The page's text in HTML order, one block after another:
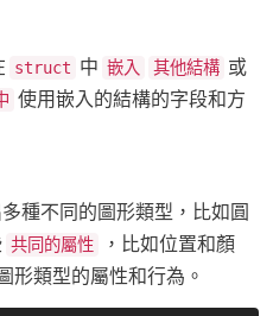
struct 中 嵌入 其他結構 或
使用嵌入的結構的字段和方
種不同的圖形類型，比如圓
共同的屬性
，比如位置和顏
形類型的屬性和行為。